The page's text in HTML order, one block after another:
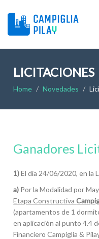
LICITACIONES
Home Novedades
Ganadores
1)El día 24/06/2020, en la
a) Por la Modalidad por
Etapa Constructiva
(apartamentos de 1
en aplicación al punto 4.4
Financiero Campiglia &